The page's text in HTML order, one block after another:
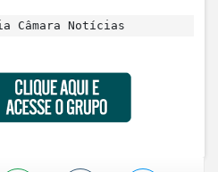
Câmara Notícias